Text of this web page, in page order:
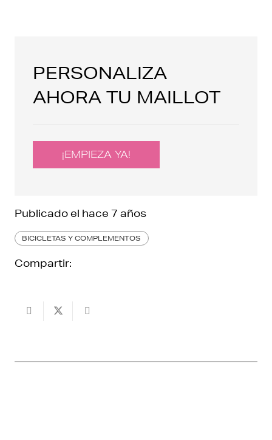
PERSONALIZA
AHORA TU MAILLOT
¡EMPIEZA YA!
Publicado el hace 7 años
BICICLETAS Y COMPLEMENTOS
Compartir: